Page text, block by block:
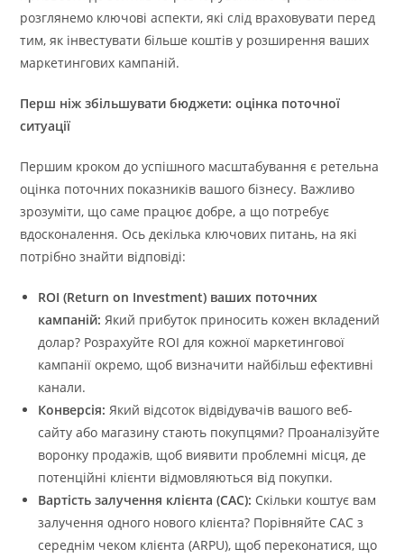
розглянемо ключові аспекти, які слід враховувати перед
тим, як інвестувати більше коштів у розширення ваших
маркетингових кампаній.
Перш ніж збільшувати бюджети: оцінка поточної
ситуації
Першим кроком до успішного масштабування є ретельна
оцінка поточних показників вашого бізнесу. Важливо
зрозуміти, що саме працює добре, а що потребує
вдосконалення. Ось декілька ключових питань, на які
потрібно знайти відповіді:
ROI (Return on Investment) ваших поточних
кампаній: Який прибуток приносить кожен вкладений
долар? Розрахуйте ROI для кожної маркетингової
кампанії окремо, щоб визначити найбільш ефективні
канали.
Конверсія: Який відсоток відвідувачів вашого веб-
сайту або магазину стають покупцями? Проаналізуйте
воронку продажів, щоб виявити проблемні місця, де
потенційні клієнти відмовляються від покупки.
Вартість залучення клієнта (CAC): Скільки коштує вам
залучення одного нового клієнта? Порівняйте CAC з
середнім чеком клієнта (ARPU), щоб переконатися, що